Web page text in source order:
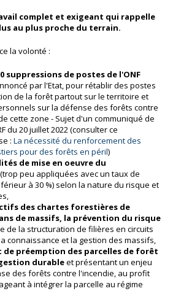
complet et exigeant qui rappelle
au plus proche du terrain.
la volonté :
suppressions de postes de l'ONF
par l'Etat, pour rétablir des postes
de la forêt partout sur le territoire et
sur la défense des forêts contre
cette zone - Sujet d'un communiqué de
du 20 juillet 2022 (consulter ce
: La nécessité du renforcement des
pour des forêts en péril)
de mise en oeuvre du
(trop peu appliquées avec un taux de
à 30 %) selon la nature du risque et
des chartes forestières de
de massifs, la prévention du risque
de la structuration de filières en circuits
connaissance et la gestion des massifs,
préemption des parcelles de forêt
durableet présentant un enjeu
des forêts contre l'incendie, au profit
à intégrer la parcelle au régime